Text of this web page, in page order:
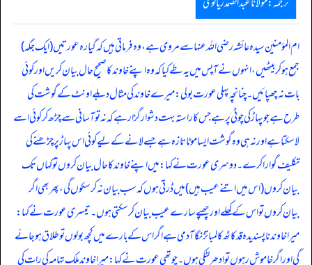
ام المؤمنین سیدہ عائشہ رضی اللہ عنہا سے مروی ہے، وہ فرماتی ہیں کہ گیارہ عورتیں (ایک جگہ)
جمع ہو کر بیٹھیں، انہوں نے آپس میں یہ طے کیا کہ وہ اپنے خاوند کا صحیح حال بیان کریں اور کوئی
بات نہ چھپائیں۔ چنانچہ پہلی عورت بولی: میرے خاوند کی مثال دبلے اونٹ کے گوشت کی
طرح ہے جو پہاڑ کی چوٹی پر ہے جس کا راستہ بہت دشوار گزار ہے کہ نہ تو آسانی سے چڑھ کر کوئی اسے
لا سکتا ہے اور نہ ہی وہ گوشت ایسا موٹا تازہ ہے جسے لانے کے لیے کوئی اس پہاڑ پر چڑھنے کی
تکلیف گوارا کرے۔ دوسری عورت نے کہا: میں اپنے خاوند کا حال بیان کروں تو کہاں تک
بیان کروں (اس میں اتنے عیب ہیں) میں ڈرتی ہوں کہ سب بیان نہ کر سکوں گی، پھر بھی اگر
بیان کروں تو اس کے کھلے اور چھپے سارے عیب بیان کر سکتی ہوں۔ تیسری عورت نے کہا:
میرا خاوند ناپسندیدہ قد کاٹھ کا لمبا تڑنگا آدمی ہے اگر اس کے بارے میں کچھ بولوں تو طلاق ہو جائے
گی اور اگر خاموش رہوں تو ادھر لٹکی ہوں۔ چوتھی عورت نے کہا: میرا خاوند ملک تہامہ کی رات کی